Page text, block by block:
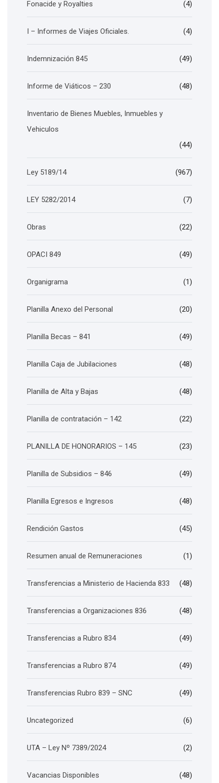
Fonacide y Royalties (4)
I – Informes de Viajes Oficiales. (4)
Indemnización 845 (49)
Informe de Viáticos – 230 (48)
Inventario de Bienes Muebles, Inmuebles y
Vehiculos
(44)
Ley 5189/14 (967)
LEY 5282/2014 (7)
Obras (22)
OPACI 849 (49)
Organigrama (1)
Planilla Anexo del Personal (20)
Planilla Becas – 841 (49)
Planilla Caja de Jubilaciones (48)
Planilla de Alta y Bajas (48)
Planilla de contratación – 142 (22)
PLANILLA DE HONORARIOS – 145 (23)
Planilla de Subsidios – 846 (49)
Planilla Egresos e Ingresos (48)
Rendición Gastos (45)
Resumen anual de Remuneraciones (1)
Transferencias a Ministerio de Hacienda 833 (48)
Transferencias a Organizaciones 836 (48)
Transferencias a Rubro 834 (49)
Transferencias a Rubro 874 (49)
Transferencias Rubro 839 – SNC (49)
Uncategorized (6)
UTA – Ley Nº 7389/2024 (2)
Vacancias Disponibles (48)